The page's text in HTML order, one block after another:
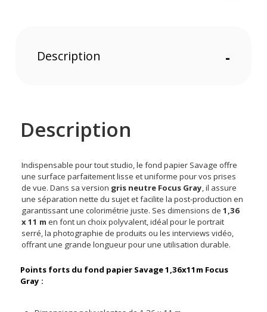
Description -
Description
Indispensable pour tout studio, le fond papier Savage offre
une surface parfaitement lisse et uniforme pour vos prises
de vue. Dans sa version gris neutre Focus Gray, il assure
une séparation nette du sujet et facilite la post-production en
garantissant une colorimétrie juste. Ses dimensions de1,36
x 11 m en font un choix polyvalent, idéal pour le portrait
serré, la photographie de produits ou les interviews vidéo,
offrant une grande longueur pour une utilisation durable.
Points forts du fond papier Savage 1,36x11m Focus
Gray :